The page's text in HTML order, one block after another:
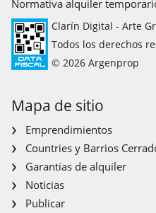
Normativa alquiler
Clarín Digital - Arte
Todos los derechos
© 2026 Argenprop
Mapa de sitio
Emprendimientos
Countries y Barrios
Garantías de alquiler
Noticias
Publicar